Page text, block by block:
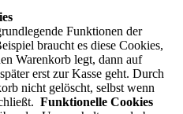
Funktionen der
braucht es diese Cookies,
Warenkorb legt, dann auf
erst zur Kasse geht. Durch
nicht gelöscht, selbst wenn
Funktionelle Cookies